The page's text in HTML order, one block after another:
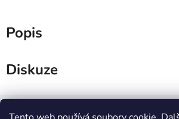
Popis
Diskuze
Z